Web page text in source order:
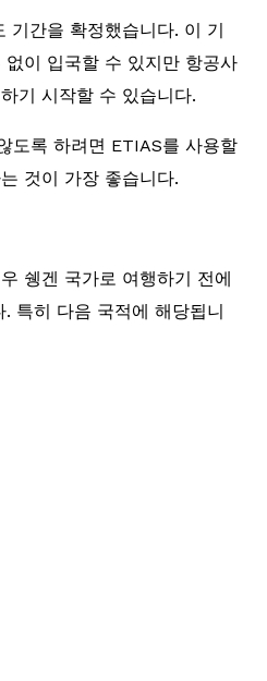
간을 확정했습니다. 이 기
이 입국할 수 있지만 항공사
기 시작할 수 있습니다.
도록 하려면 ETIAS를 사용할
것이 가장 좋습니다.
쉥겐 국가로 여행하기 전에
특히 다음 국적에 해당됩니